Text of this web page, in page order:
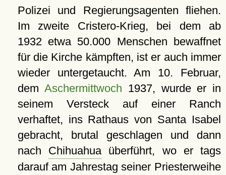
Polizei und Regierungsagenten fliehen.
Im zweite Cristero-Krieg, bei dem ab
1932 etwa 50.000 Menschen bewaffnet
für die Kirche kämpften, ist er auch immer
wieder untergetaucht. Am 10. Februar,
demAschermittwoch 1937, wurde er in
seinem Versteck auf einer Ranch
verhaftet, ins Rathaus von Santa Isabel
gebracht, brutal geschlagen und dann
nach Chihuahua überführt, wo er tags
darauf am Jahrestag seiner Priesterweihe